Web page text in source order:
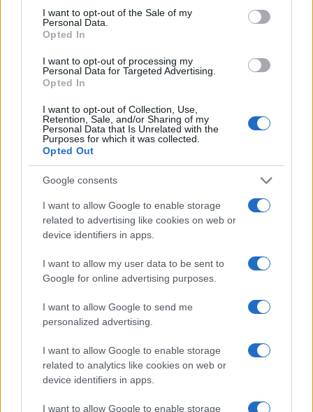
consent section.
I want to opt-out of the Sale of my
Personal Data.
Opted In
I want to opt-out of processing my
Personal Data for Targeted Advertising.
Opted In
I want to opt-out of Collection, Use,
Retention, Sale, and/or Sharing of my
Personal Data that Is Unrelated with the
Purposes for which it was collected.
Opted Out
Google consents
I want to allow Google to enable storage
related to advertising like cookies on web or
device identifiers in apps.
I want to allow my user data to be sent to
Google for online advertising purposes.
I want to allow Google to send me
personalized advertising.
I want to allow Google to enable storage
related to analytics like cookies on web or
device identifiers in apps.
I want to allow Google to enable storage
NEWS
Disastri climatici 2026: incendi, alluvioni e caldo
estremo in Europa e oltre
Marco Tessari · 1 Ago 2026
Scopri le Olimpiadi Milano Cortina: Sport, Cultura e
Innovazione per un Futuro Sostenibile
pratiche e prezzi chiari